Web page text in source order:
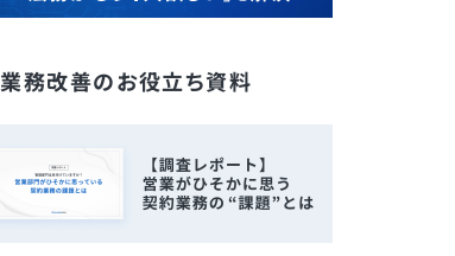
業務改善のお役立ち資料